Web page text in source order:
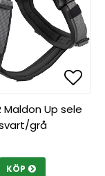
Maldon Up sele
grå
KÖP